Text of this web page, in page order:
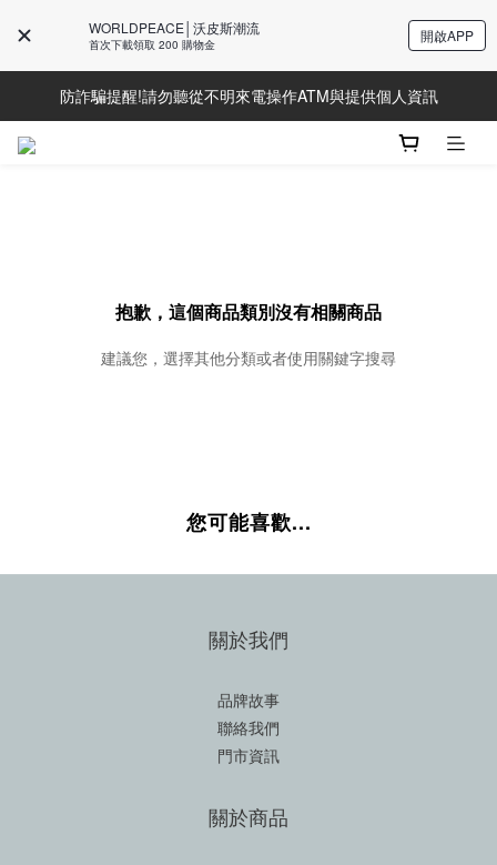
WORLDPEACE│沃皮斯潮流
首次下載領取 200 購物金 開啟APP
Line好友募集中!加入獲得最新資訊
Line好友募集中!加入獲得最新資訊
防詐騙提醒!請勿聽從不明來電操作ATM與提供個人資訊
抱歉，這個商品類別沒有相關商品
建議您，選擇其他分類或者使用關鍵字搜尋
您可能喜歡...
關於我們
品牌故事
聯絡我們
門市資訊
關於商品